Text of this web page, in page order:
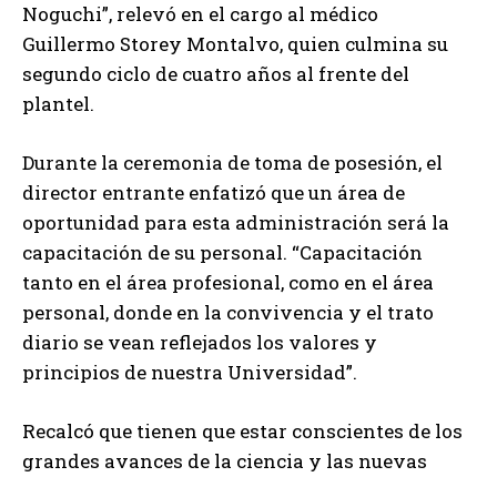
Noguchi”, relevó en el cargo al médico
Guillermo Storey Montalvo, quien culmina su
segundo ciclo de cuatro años al frente del
plantel.
Durante la ceremonia de toma de posesión, el
director entrante enfatizó que un área de
oportunidad para esta administración será la
capacitación de su personal. “Capacitación
tanto en el área profesional, como en el área
personal, donde en la convivencia y el trato
diario se vean reflejados los valores y
principios de nuestra Universidad”.
Recalcó que tienen que estar conscientes de los
grandes avances de la ciencia y las nuevas